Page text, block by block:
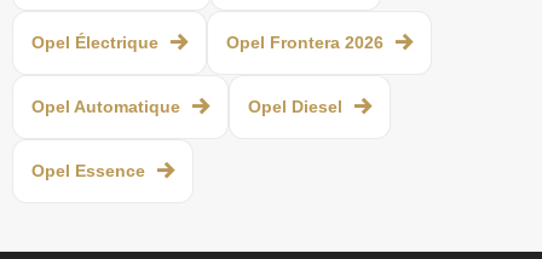
Opel Électrique Opel Frontera 2026
Opel Automatique Opel Diesel
Opel Essence